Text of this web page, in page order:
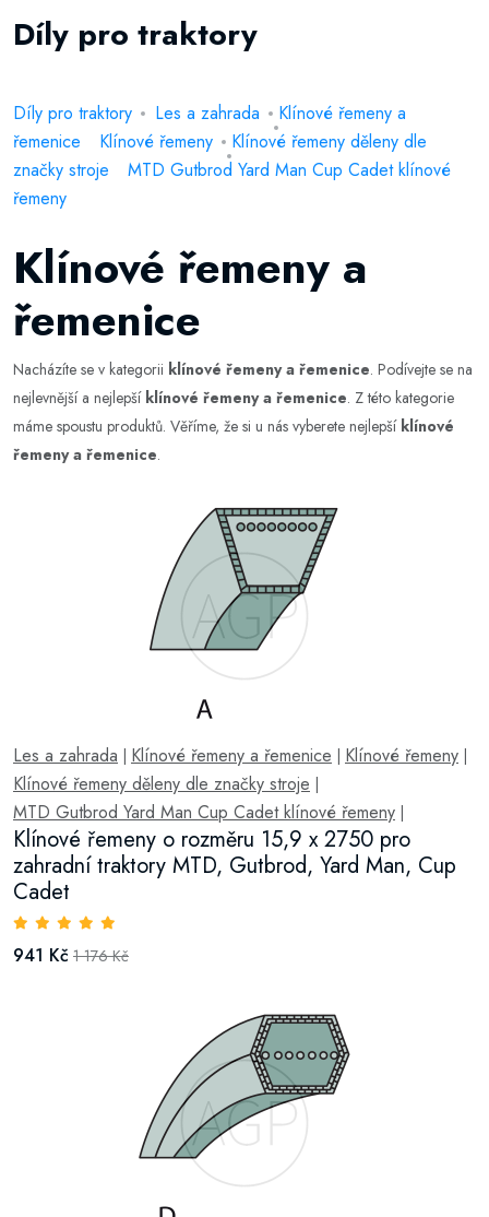
Díly pro traktory
Díly pro traktory Les a zahrada
Klínové řemeny a
řemenice
Klínové řemeny
Klínové řemeny děleny dle
značky stroje
MTD Gutbrod Yard Man Cup Cadet klínové
řemeny
Klínové řemeny a
řemenice
Nacházíte se v kategorii klínové řemeny a řemenice. Podívejte se na
nejlevnější a nejlepší klínové řemeny a řemenice. Z této kategorie
máme spoustu produktů. Věříme, že si u nás vyberete nejlepší klínové
řemeny a řemenice.
Les a zahrada Klínové řemeny a řemenice Klínové řemeny
Klínové řemeny děleny dle značky stroje
MTD Gutbrod Yard Man Cup Cadet klínové řemeny
Klínové řemeny o rozměru 15,9 x 2750 pro
zahradní traktory MTD, Gutbrod, Yard Man, Cup
Cadet
941 Kč 1 176 Kč